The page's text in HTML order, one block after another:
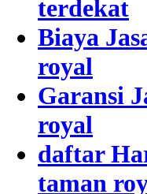
terdekat
Biaya
royal
Garansi
royal
daftar
taman